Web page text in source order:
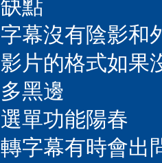
缺點
字幕沒有陰影和
影片的格式如果
多黑邊
選單功能陽春
轉字幕有時會出